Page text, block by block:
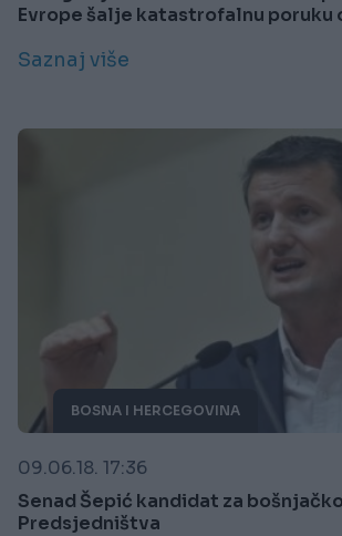
Evrope šalje katastrofalnu poruku
Saznaj više
BOSNA I HERCEGOVINA
09.06.18. 17:36
Senad Šepić kandidat za
Predsjedništva